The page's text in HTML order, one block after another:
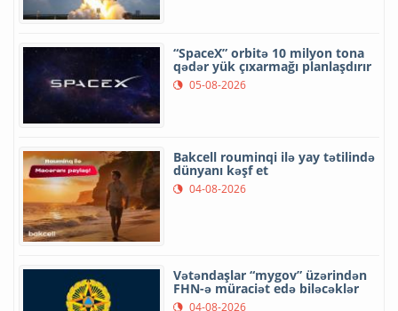
“SpaceX” orbitə 10 milyon tona
qədər yük çıxarmağı planlaşdırır
05-08-2026
Bakcell rouminqi ilə yay tətilində
dünyanı kəşf et
04-08-2026
Vətəndaşlar “mygov” üzərindən
FHN-ə müraciət edə biləcəklər
04-08-2026